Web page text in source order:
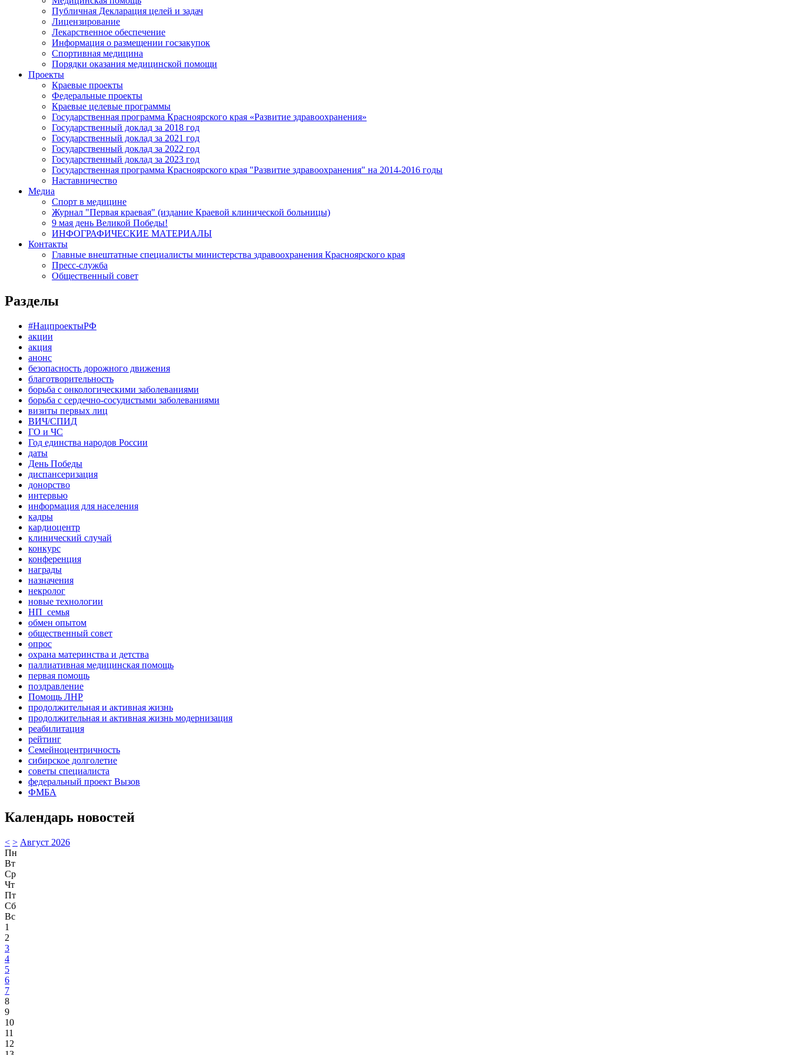
Публичная Декларация целей и задач
Лицензирование
Лекарственное обеспечение
Информация о размещении госзакупок
Спортивная медицина
Порядки оказания медицинской помощи
Проекты
Краевые проекты
Федеральные проекты
Краевые целевые программы
Государственная программа Красноярского края «Развитие здравоохранения»
Государственный доклад за 2018 год
Государственный доклад за 2021 год
Государственный доклад за 2022 год
Государственный доклад за 2023 год
Государственная программа Красноярского края "Развитие здравоохранения" на 2014-2016 годы
Наставничество
Медиа
Спорт в медицине
Журнал "Первая краевая" (издание Краевой клинической больницы)
9 мая день Великой Победы!
ИНФОГРАФИЧЕСКИЕ МАТЕРИАЛЫ
Контакты
Главные внештатные специалисты министерства здравоохранения Красноярского края
Пресс-служба
Общественный совет
Разделы
#НацпроектыРФ
акции
акция
анонс
безопасность дорожного движения
благотворительность
борьба с онкологическими заболеваниями
борьба с сердечно-сосудистыми заболеваниями
визиты первых лиц
ВИЧ/СПИД
ГО и ЧС
Год единства народов России
даты
День Победы
диспансеризация
донорство
интервью
информация для населения
кадры
кардиоцентр
клинический случай
конкурс
конференция
награды
назначения
некролог
новые технологии
НП_семья
обмен опытом
общественный совет
опрос
охрана материнства и детства
паллиативная медицинская помощь
первая помощь
поздравление
Помощь ЛНР
продолжительная и активная жизнь
продолжительная и активная жизнь модернизация
реабилитация
рейтинг
Семейноцентричность
сибирское долголетие
советы специалиста
федеральный проект Вызов
ФМБА
Календарь новостей
< > Август 2026
Пн
Вт
Ср
Чт
Пт
Сб
Вс
1
2
3
4
5
6
7
8
9
10
11
12